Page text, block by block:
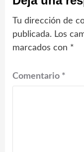
Tu dirección de
publicada. Los
marcados con *
Comentario *